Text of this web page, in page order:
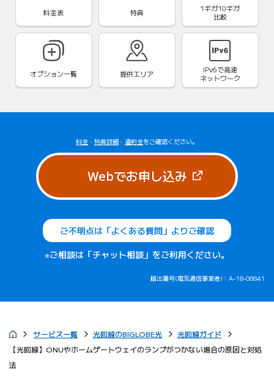
料金表 特典
1ギガ10ギガ
比較
オプション一覧 提供エリア IPv6で高速
ネットワーク
料金 ・ 特典詳細 ・ 違約金をご確認ください。
Webでお申し込み（新しいタブ
ご不明点は「よくある質問」よりご確認
※ご相談は「チャット相談」をご利用ください。
届出番号(電気通信事業者)：A-18-08841
サービス一覧 光回線のBIGLOBE光
光回線ガイド
【光回線】ONUやホームゲートウェイのランプがつかない場合の原因と対処
法